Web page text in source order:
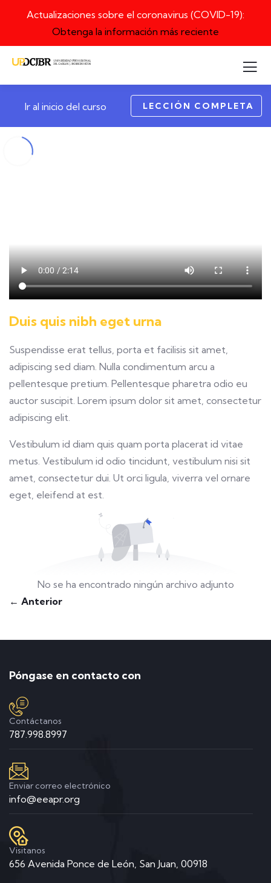
Actualizaciones sobre el coronavirus (COVID-19):
Obtenga la información más reciente
Ir al inicio del curso LECCIÓN COMPLETA
Duis quis nibh eget urna
Suspendisse erat tellus, porta et facilisis sit amet,
adipiscing sed diam. Nulla condimentum arcu a
pellentesque pretium. Pellentesque pharetra odio eu
auctor suscipit. Lorem ipsum dolor sit amet, consectetur
adipiscing elit.
Vestibulum id diam quis quam porta placerat id vitae
metus. Vestibulum id odio tincidunt, vestibulum nisi sit
amet, consectetur dui. Ut orci ligula, viverra vel ornare
eget, eleifend at est.
No se ha encontrado ningún archivo adjunto
← Anterior
Póngase en contacto con
Contáctanos
787.998.8997
Enviar correo electrónico
info@eeapr.org
Visitanos
656 Avenida Ponce de León, San Juan, 00918